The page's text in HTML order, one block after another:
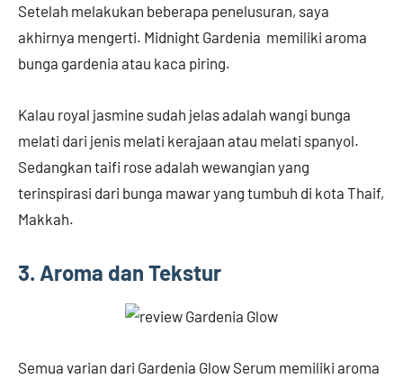
Setelah melakukan beberapa penelusuran, saya
akhirnya mengerti. Midnight Gardenia memiliki aroma
bunga gardenia atau kaca piring.
Kalau royal jasmine sudah jelas adalah wangi bunga
melati dari jenis melati kerajaan atau melati spanyol.
Sedangkan taifi rose adalah wewangian yang
terinspirasi dari bunga mawar yang tumbuh di kota Thaif,
Makkah.
3. Aroma dan Tekstur
Semua varian dari Gardenia Glow Serum memiliki aroma